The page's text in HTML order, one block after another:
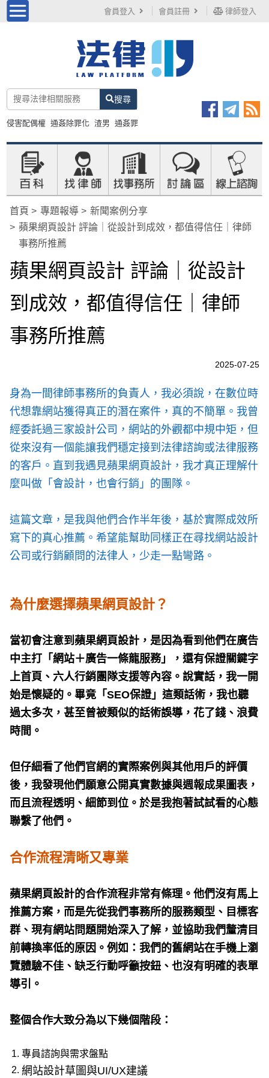
會員登入 會員註冊 律師登入
搜尋
侵害配偶權 通姦除罪化 渣男 通姦罪
首頁 專題報導
新聞案例分享
蘋果網頁設計 評論｜從設計到成效，都值得信任｜律師
事務所推薦
蘋果網頁設計 評論｜從設計
到成效，都值得信任｜律師
事務所推薦
2025-07-25
身為一間律師事務所的負責人，我必須說，在數位時
代想靠網站獲得真正的潛在案件，真的不簡單。我曾
經委託過三家設計公司，網站的外觀都中規中矩，但
從來沒有一個能讓我們穩定接到法律諮詢或法律服務
的客戶。直到我遇見蘋果網頁設計，我才真正理解什
麼叫做「會設計，也會行銷」的團隊。
這篇文章，是我與他們合作半年後，基於實際成效所
寫下的真心推薦。希望能幫助同樣正在尋找網站設計
公司或行銷顧問的法律人，少走一點彎路。
為什麼選擇蘋果網頁設計？
當初會注意到蘋果網頁設計，是因為看到他們在廣告
中主打「網站＋廣告一條龍服務」，還有保證關鍵字
上首頁、六人行銷團隊支援等內容。說實話，我一開
始是懷疑的。畢竟「SEO保證」這類話術，我也聽
過太多次，甚至曾被類似的話術誤導，花了錢、浪費
時間。
但仔細看了他們官網的實際案例與其他用戶的評價
後，我發現他們願意公開真實數據與週報成果圖表，
而且流程透明、細節到位。於是我抱著試試看的心態
聯繫了他們。
合作流程清晰又專業
蘋果網頁設計的合作流程非常有條理。他們沒有馬上
推薦方案，而是先從我們事務所的服務類型、目標客
群、現有網站問題開始深入了解，並協助我們釐清目
前轉換率低的原因。例如：我們的舊網站在手機上瀏
覽體驗不佳、缺乏行動呼籲按鈕、也沒有明確的表單
導引。
整個合作大致分為以下幾個階段：
專員諮詢與需求盤點
網站設計草圖與UI/UX建議